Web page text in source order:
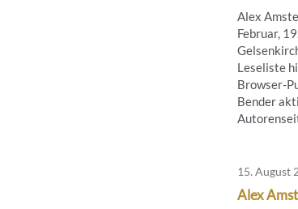
Alex
Februar,
Leseliste
Browser-
Bender
15. August
Alex